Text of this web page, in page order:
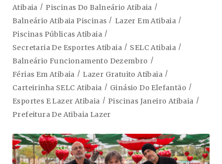
Atibaia
Piscinas Do Balneário Atibaia
Balneário Atibaia Piscinas
Lazer Em Atibaia
Piscinas Públicas Atibaia
Secretaria De Esportes Atibaia
SELC Atibaia
Balneário Funcionamento Dezembro
Férias Em Atibaia
Lazer Gratuito Atibaia
Carteirinha SELC Atibaia
Ginásio Do Elefantão
Esportes E Lazer Atibaia
Piscinas Janeiro Atibaia
Prefeitura De Atibaia Lazer